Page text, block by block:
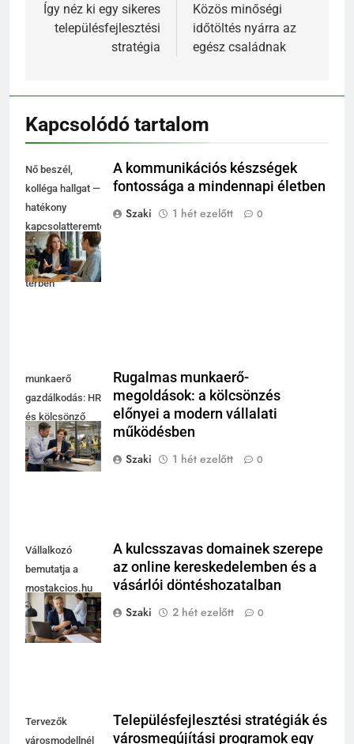
navigáció
Így néz ki egy sikeres
településfejlesztési
stratégia
Közös minőségi
időtöltés nyárra az
egész családnak
Kapcsolódó tartalom
Nő beszél,
kolléga hallgat —
hatékony
kapcsolatteremtés
fényes
coworking
térben
A kommunikációs készségek
fontossága a mindennapi életben
Szaki
1 hét ezelőtt 0
munkaerő
gazdálkodás: HR
és kölcsönző
egyeztet modern
műhely mellett
Rugalmas munkaerő-
megoldások: a kölcsönzés
előnyei a modern vállalati
működésben
Szaki
1 hét ezelőtt 0
Vállalkozó
bemutatja a
mostakcios.hu
domain név
megszerzését.
A kulcsszavas domainek szerepe
az online kereskedelemben és a
vásárlói döntéshozatalban
Szaki
2 hét ezelőtt 0
Tervezők
városmodellnél
Településfejlesztési stratégiák és
városmegújítási programok egy